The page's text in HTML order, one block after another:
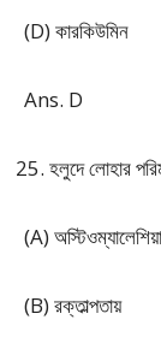
(D) কারকিউমিন
Ans. D
হলুদে লোহার
(A)
(B) রক্তাল্পতায়